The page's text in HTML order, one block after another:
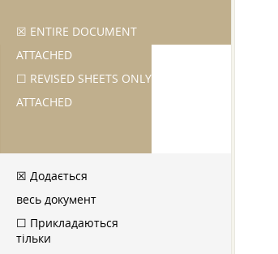
☒ ENTIRE DOCUMENT
ATTACHED
☐ REVISED SHEETS ONLY
ATTACHED
☒ Додається
весь документ
☐ Прикладаються
тільки